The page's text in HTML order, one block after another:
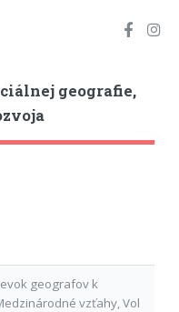
geografie,
geografov k
vzťahy, Vol